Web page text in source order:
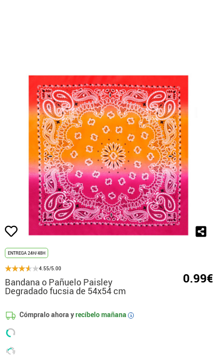
ENTREGA 24H/48H
4.55/5.00
Bandana o Pañuelo Paisley
Degradado fucsia de 54x54 cm
0.99€
Cómpralo ahora yrecíbelo mañana i